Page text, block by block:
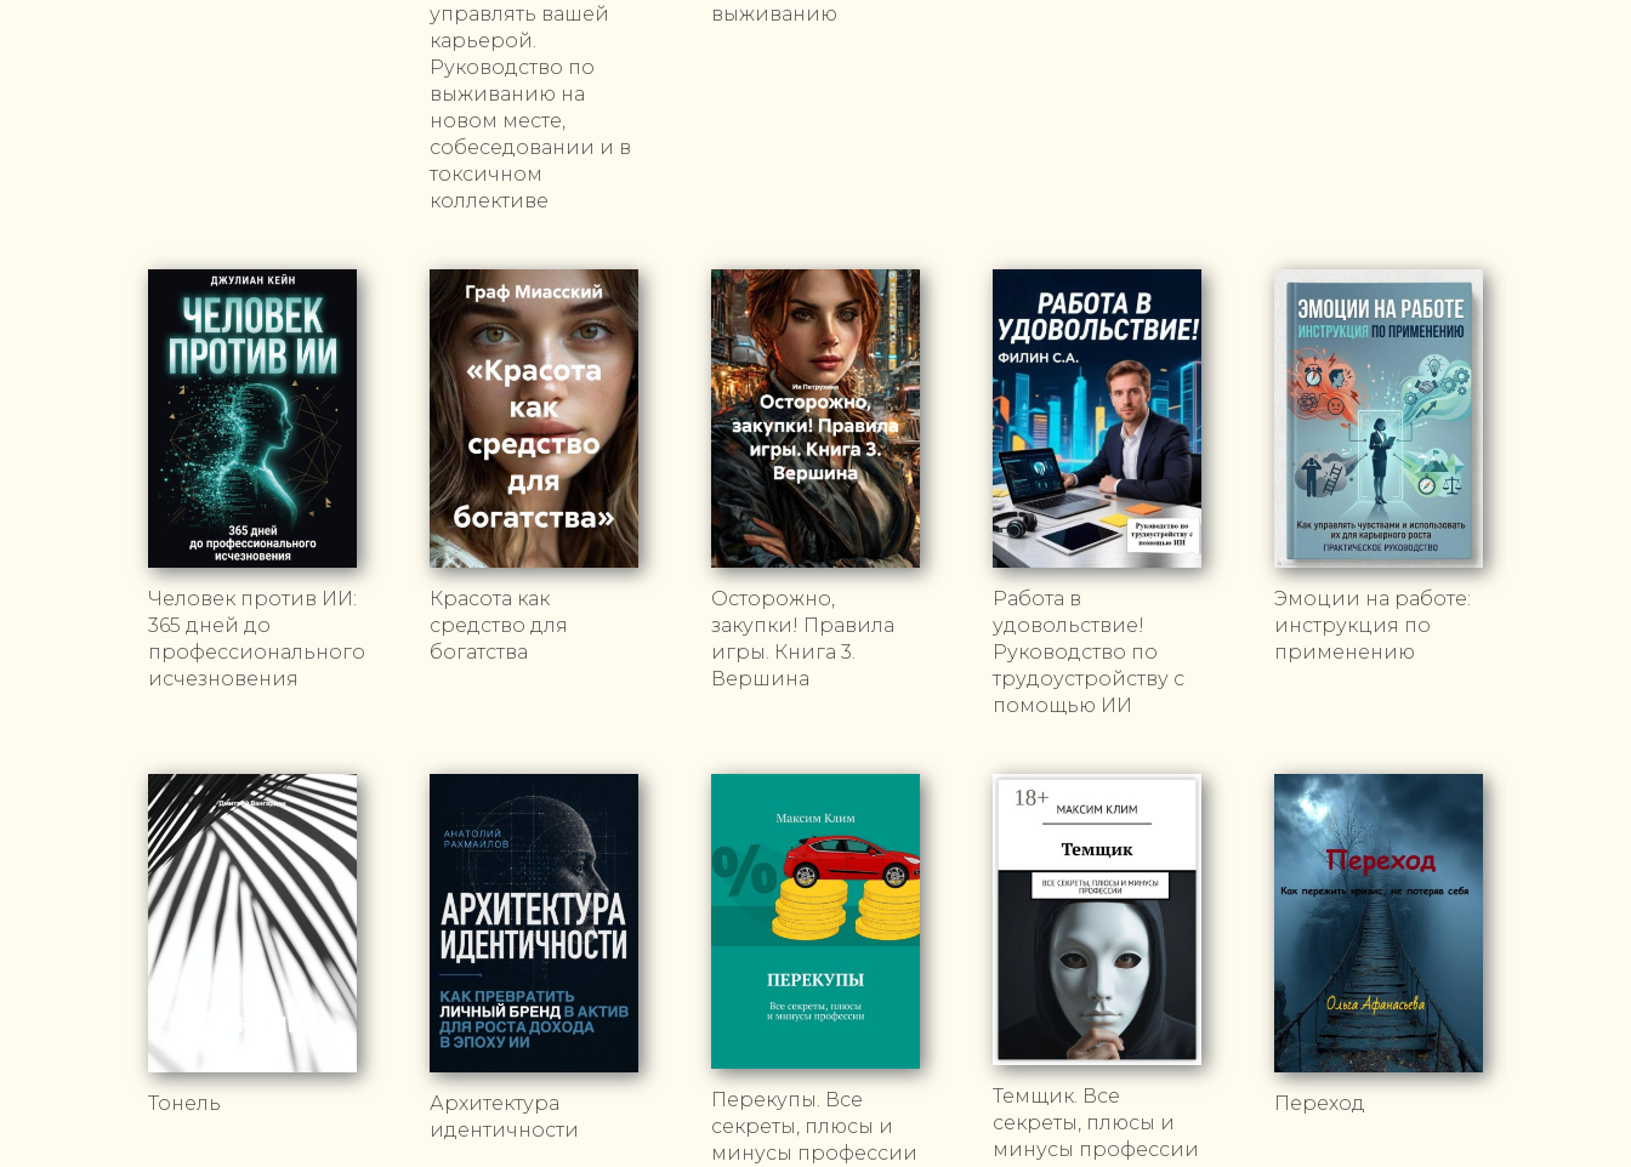
управлять вашей
карьерой.
Руководство по
выживанию на
новом месте,
собеседовании и в
токсичном
коллективе
выживанию
Человек против ИИ:
365 дней до
профессионального
исчезновения
Красота как
средство для
богатства
Осторожно,
закупки! Правила
игры. Книга 3.
Вершина
Работа в
удовольствие!
Руководство по
трудоустройству с
помощью ИИ
Эмоции на работе:
инструкция по
применению
Тонель
Архитектура
идентичности
Перекупы. Все
секреты, плюсы и
минусы профессии
Темщик. Все
секреты, плюсы и
минусы профессии
Переход